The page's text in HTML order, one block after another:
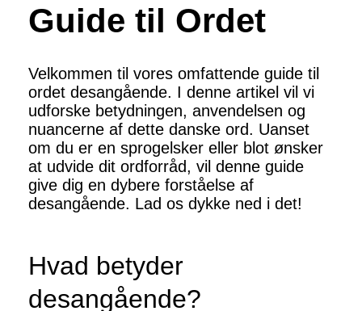
Guide til Ordet
Velkommen til vores omfattende guide til
ordet desangående. I denne artikel vil vi
udforske betydningen, anvendelsen og
nuancerne af dette danske ord. Uanset
om du er en sprogelsker eller blot ønsker
at udvide dit ordforråd, vil denne guide
give dig en dybere forståelse af
desangående. Lad os dykke ned i det!
Hvad betyder
desangående?